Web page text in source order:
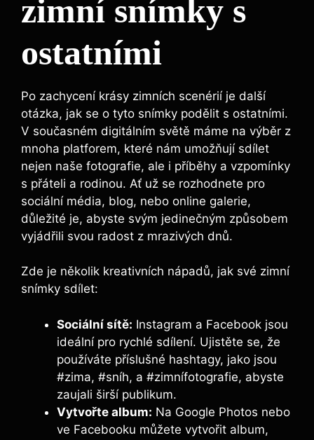
zimní snímky s
ostatními
Po zachycení krásy zimních scenérií je další
otázka, jak se o tyto snímky podělit s ostatními.
V současném digitálním světě máme na výběr z
mnoha platforem, které nám umožňují sdílet
nejen naše fotografie, ale i příběhy a vzpomínky
s přáteli a rodinou. Ať už se rozhodnete pro
sociální média, blog, nebo online galerie,
důležité je, abyste svým jedinečným způsobem
vyjádřili svou radost z mrazivých dnů.
Zde je několik kreativních nápadů, jak své zimní
snímky sdílet:
Sociální sítě: Instagram a Facebook jsou
ideální pro rychlé sdílení. Ujistěte se, že
používáte příslušné hashtagy, jako jsou
#zima, #sníh, a #zimnífotografie, abyste
zaujali širší publikum.
Vytvořte album: Na Google Photos nebo
ve Facebooku můžete vytvořit album,